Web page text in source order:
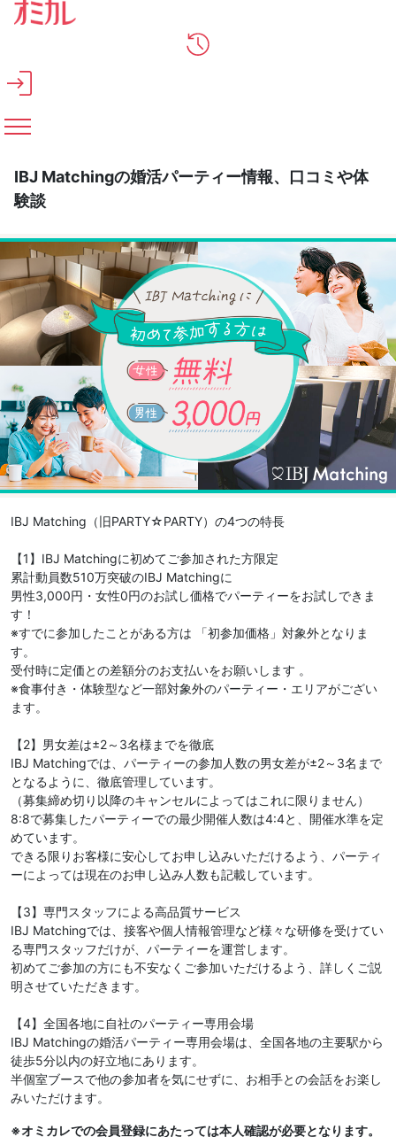
メインコンテンツへスキップ
IBJ Matchingの婚活パーティー情報、口コミや体
験談
IBJ Matching（旧PARTY☆PARTY）の4つの特長
【1】IBJ Matchingに初めてご参加された方限定
累計動員数510万突破のIBJ Matchingに
男性3,000円・女性0円のお試し価格でパーティーをお試しできま
す！
※すでに参加したことがある方は 「初参加価格」対象外となりま
す。
受付時に定価との差額分のお支払いをお願いします 。
※食事付き・体験型など一部対象外のパーティー・エリアがござい
ます。
【2】男女差は±2～3名様までを徹底
IBJ Matchingでは、パーティーの参加人数の男女差が±2～3名まで
となるように、徹底管理しています。
（募集締め切り以降のキャンセルによってはこれに限りません）
8:8で募集したパーティーでの最少開催人数は4:4と、開催水準を定
めています。
できる限りお客様に安心してお申し込みいただけるよう、パーティ
ーによっては現在のお申し込み人数も記載しています。
【3】専門スタッフによる高品質サービス
IBJ Matchingでは、接客や個人情報管理など様々な研修を受けてい
る専門スタッフだけが、パーティーを運営します。
初めてご参加の方にも不安なくご参加いただけるよう、詳しくご説
明させていただきます。
【4】全国各地に自社のパーティー専用会場
IBJ Matchingの婚活パーティー専用会場は、全国各地の主要駅から
徒歩5分以内の好立地にあります。
半個室ブースで他の参加者を気にせずに、お相手との会話をお楽し
みいただけます。
※オミカレでの会員登録にあたっては本人確認が必要となります。